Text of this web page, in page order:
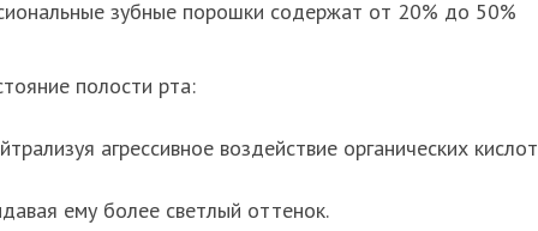
зубные порошки содержат от 20% до 50%
полости рта:
агрессивное воздействие органических кислот
ему более светлый оттенок.